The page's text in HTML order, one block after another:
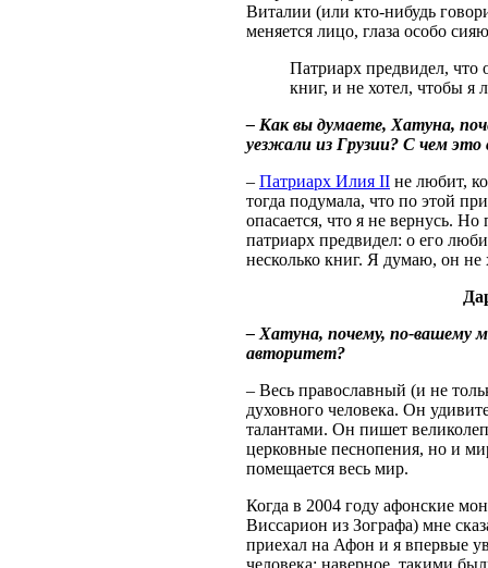
Виталии (или кто-нибудь
меняется лицо, глаза особо
Патриарх предвидел, что
книг, и не хотел, чтобы я
– Как вы думаете, Хатуна,
уезжали из Грузии? С чем это
– Патриарх Илия II не любит,
тогда подумала, что по этой
опасается, что я не вернусь. Но
патриарх предвидел: о его
несколько книг. Я думаю, он не
– Хатуна, почему, по-вашему
авторитет?
– Весь православный (и не
духовного человека. Он
талантами. Он пишет
церковные песнопения, но и
помещается весь мир.
Когда в 2004 году афонские
Виссарион из Зографа) мне
приехал на Афон и я впервые
человека; наверное, такими